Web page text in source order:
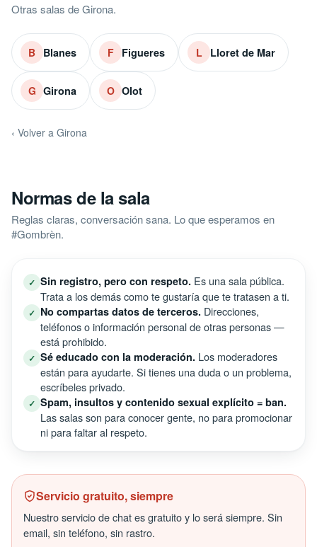
Otras salas de Girona.
B Blanes F Figueres L Lloret de Mar
G Girona O Olot
‹ Volver a Girona
Normas de la sala
Reglas claras, conversación sana. Lo que esperamos en
#Gombrèn.
✓ Sin registro, pero con respeto. Es una sala pública.
Trata a los demás como te gustaría que te tratasen a ti.
✓ No compartas datos de terceros. Direcciones,
teléfonos o información personal de otras personas —
está prohibido.
✓ Sé educado con la moderación. Los moderadores
están para ayudarte. Si tienes una duda o un problema,
escríbeles privado.
✓ Spam, insultos y contenido sexual explícito = ban.
Las salas son para conocer gente, no para promocionar
ni para faltar al respeto.
Servicio gratuito, siempre
Nuestro servicio de chat es gratuito y lo será siempre. Sin
email, sin teléfono, sin rastro.